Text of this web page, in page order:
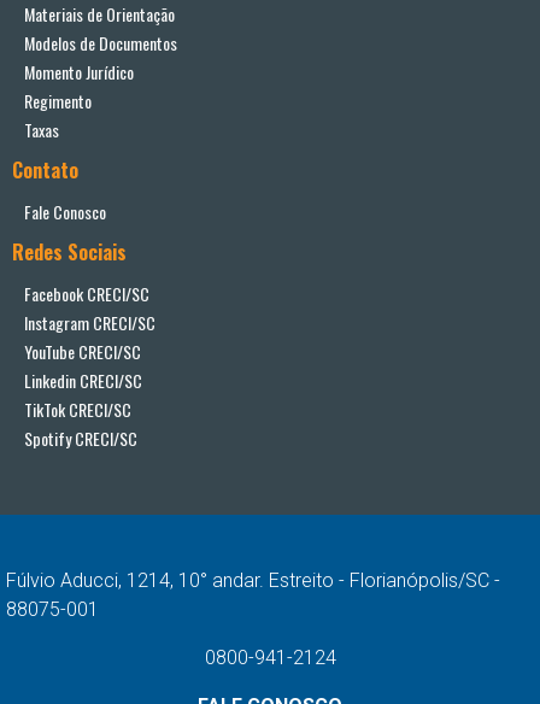
Materiais de Orientação
Modelos de Documentos
Momento Jurídico
Regimento
Taxas
Contato
Fale Conosco
Redes Sociais
Facebook CRECI/SC
Instagram CRECI/SC
YouTube CRECI/SC
Linkedin CRECI/SC
TikTok CRECI/SC
Spotify CRECI/SC
Fúlvio Aducci, 1214, 10° andar. Estreito - Florianópolis/SC -
88075-001
0800-941-2124